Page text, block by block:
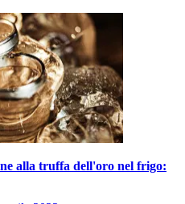
alla truffa dell'oro nel frigo: